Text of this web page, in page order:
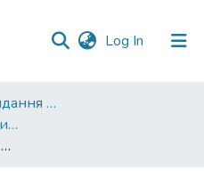
Log In (current)
Наукові фахові видання СумДПУ
Слобожанський науковий вісник. Серія Філологія
Metaphors in the Modern American Therapeutic Discourse in their Practical Application